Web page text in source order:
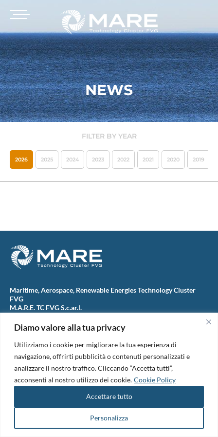
Diamo valore alla tua privacy
Utilizziamo i cookie per migliorare la tua esperienza di
navigazione, offrirti pubblicità o contenuti personalizzati e
analizzare il nostro traffico. Cliccando “Accetta tutti”,
acconsenti al nostro utilizzo dei cookie. Cookie Policy
Personalizza
Accettare tutto
NEWS
FILTER BY YEAR
2026 2025 2024 2023 2022 2021 2020 2019
Maritime, Aerospace, Renewable Energies Technology Cluster
FVG
M.A.R.E. TC FVG S.c.ar.l.
34074 Monfalcone (Italy)
Codice Fiscale e Partita Iva: 01138620313
Codice univoco per i pagamenti: M5UXCR1
Copyright 2026. Design and development byB42
Informativa Privacy|Cookie Policy|Amm. Trasparente|Bandi &